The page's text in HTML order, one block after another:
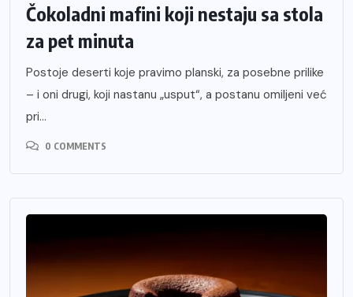
Čokoladni mafini koji nestaju sa stola
za pet minuta
Postoje deserti koje pravimo planski, za posebne prilike
– i oni drugi, koji nastanu „usput“, a postanu omiljeni već
pri...
0 COMMENTS